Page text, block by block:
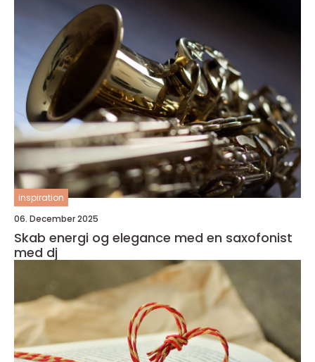
inspiration
06. December 2025
Skab energi og elegance med en saxofonist
med dj